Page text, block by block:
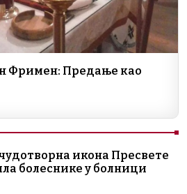
Фримен: Предање као
икона Пресвете
болеснике у болници